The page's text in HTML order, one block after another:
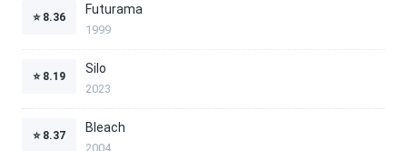
⭐ 8.36
Futurama
1999
⭐ 8.19
Silo
2023
⭐ 8.37
Bleach
2004